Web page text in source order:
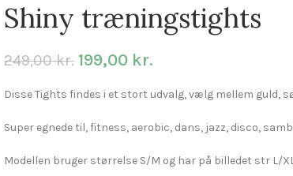
Shiny træningstights
249,00kr. 199,00 kr.
Disse Tights findes i et stort udvalg, vælg mellem guld,
Super egnede til, fitness, aerobic, dans, jazz, disco,
Modellen bruger størrelse S/M og har på billedet str L/